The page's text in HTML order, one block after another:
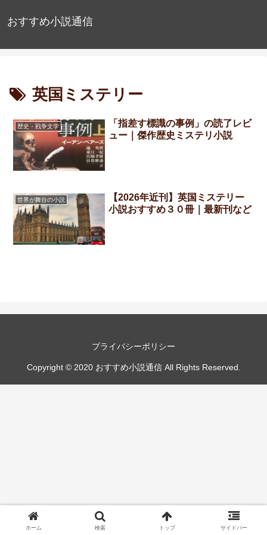
おすすめ小説通信
英国ミステリー
歴史・戦争文学
「指差す標識の事例」の読了レビ
ュー｜傑作歴史ミステリ小説
世界が舞台の小説
【2026年近刊】英国ミステリー
小説おすすめ３０冊｜最新刊など
プライバシーポリシー
Copyright © 2020 おすすめ小説通信 All Rights Reserved.
ホーム 検索 トップ サイドバー